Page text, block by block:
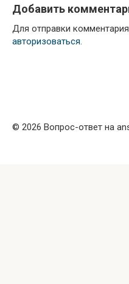
Добавить
Для отправки
авторизоваться.
© 2026 Вопрос-ответ на